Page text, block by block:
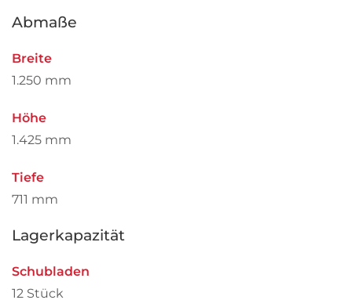
Abmaße
Breite
1.250 mm
Höhe
1.425 mm
Tiefe
711 mm
Lagerkapazität
Schubladen
12 Stück